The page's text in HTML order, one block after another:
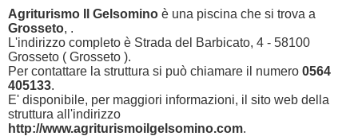
Agriturismo Il Gelsomino è una piscina che si trova a
Grosseto, .
L'indirizzo completo è Strada del Barbicato, 4 - 58100
Grosseto ( Grosseto ).
Per contattare la struttura si può chiamare il numero 0564
405133.
E' disponibile, per maggiori informazioni, il sito web della
struttura all'indirizzo
http://www.agriturismoilgelsomino.com.